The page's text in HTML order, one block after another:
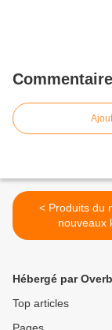
< Produits du mois et
nouveaux
Hébergé par
Top articles